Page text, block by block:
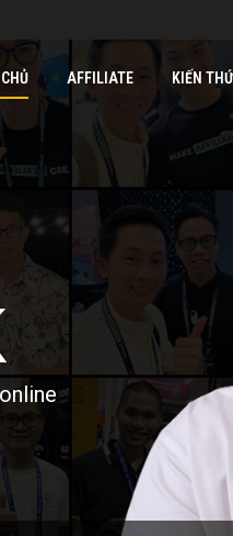
AFFILIATE KIẾN
online